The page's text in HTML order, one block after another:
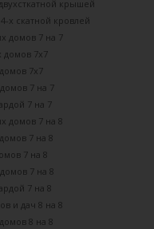
крышей
х скатной кровлей
домов 7 на 7
домов 7х7
7х7
7 на 7
7 на 7
домов 7 на 8
7 на 8
7 на 8
7 на 8
7 на 8
и дач 8 на 8
8 на 8